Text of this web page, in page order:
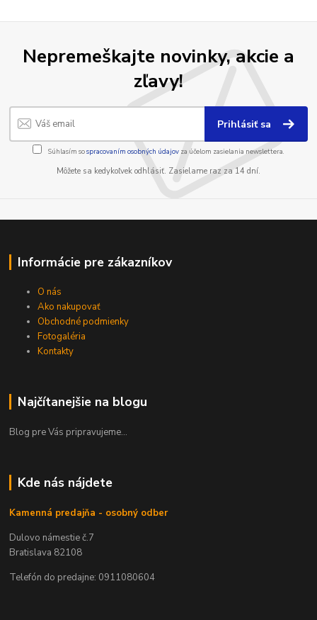
Nepremeškajte novinky, akcie a
zľavy!
Prihlásiť sa
Súhlasím sospracovaním osobných údajov za účelom zasielania newslettera.
Môžete sa kedykoľvek odhlásiť. Zasielame raz za 14 dní.
Informácie pre zákazníkov
O nás
Ako nakupovať
Obchodné podmienky
Fotogaléria
Kontakty
Najčítanejšie na blogu
Blog pre Vás pripravujeme...
Kde nás nájdete
Kamenná predajňa - osobný odber
Dulovo námestie č.7
Bratislava 82108
Telefón do predajne: 0911080604